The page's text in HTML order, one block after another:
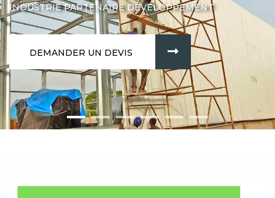
INDUSTRIE PARTENAIRE DÉVELOPPEMENT
DEMANDER UN DEVIS